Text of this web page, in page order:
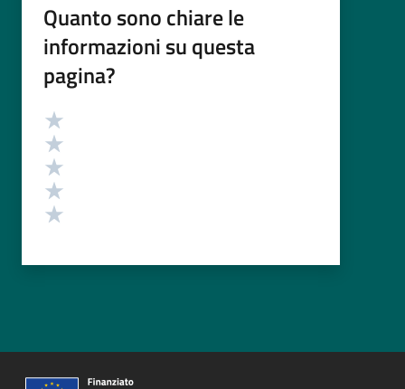
Quanto sono chiare le
informazioni su questa
pagina?
Valutazione